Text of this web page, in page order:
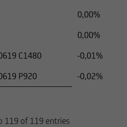
0,00%
0,00%
C1480
-0,01%
P920
-0,02%
119 of 119 entries